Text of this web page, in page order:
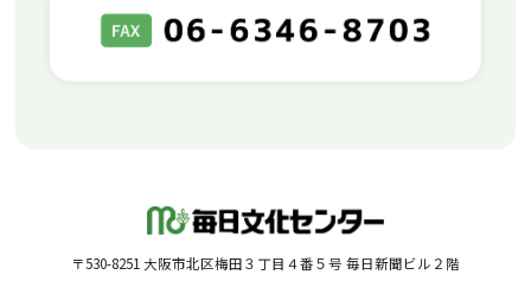
〒530-8251 大阪市北区梅田３丁目４番５号 毎日新聞ビル２階